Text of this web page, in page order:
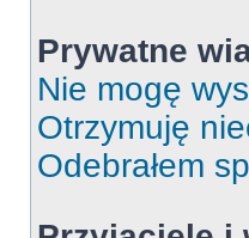
Prywatne
Nie mogę
Otrzymuję
Odebrałem